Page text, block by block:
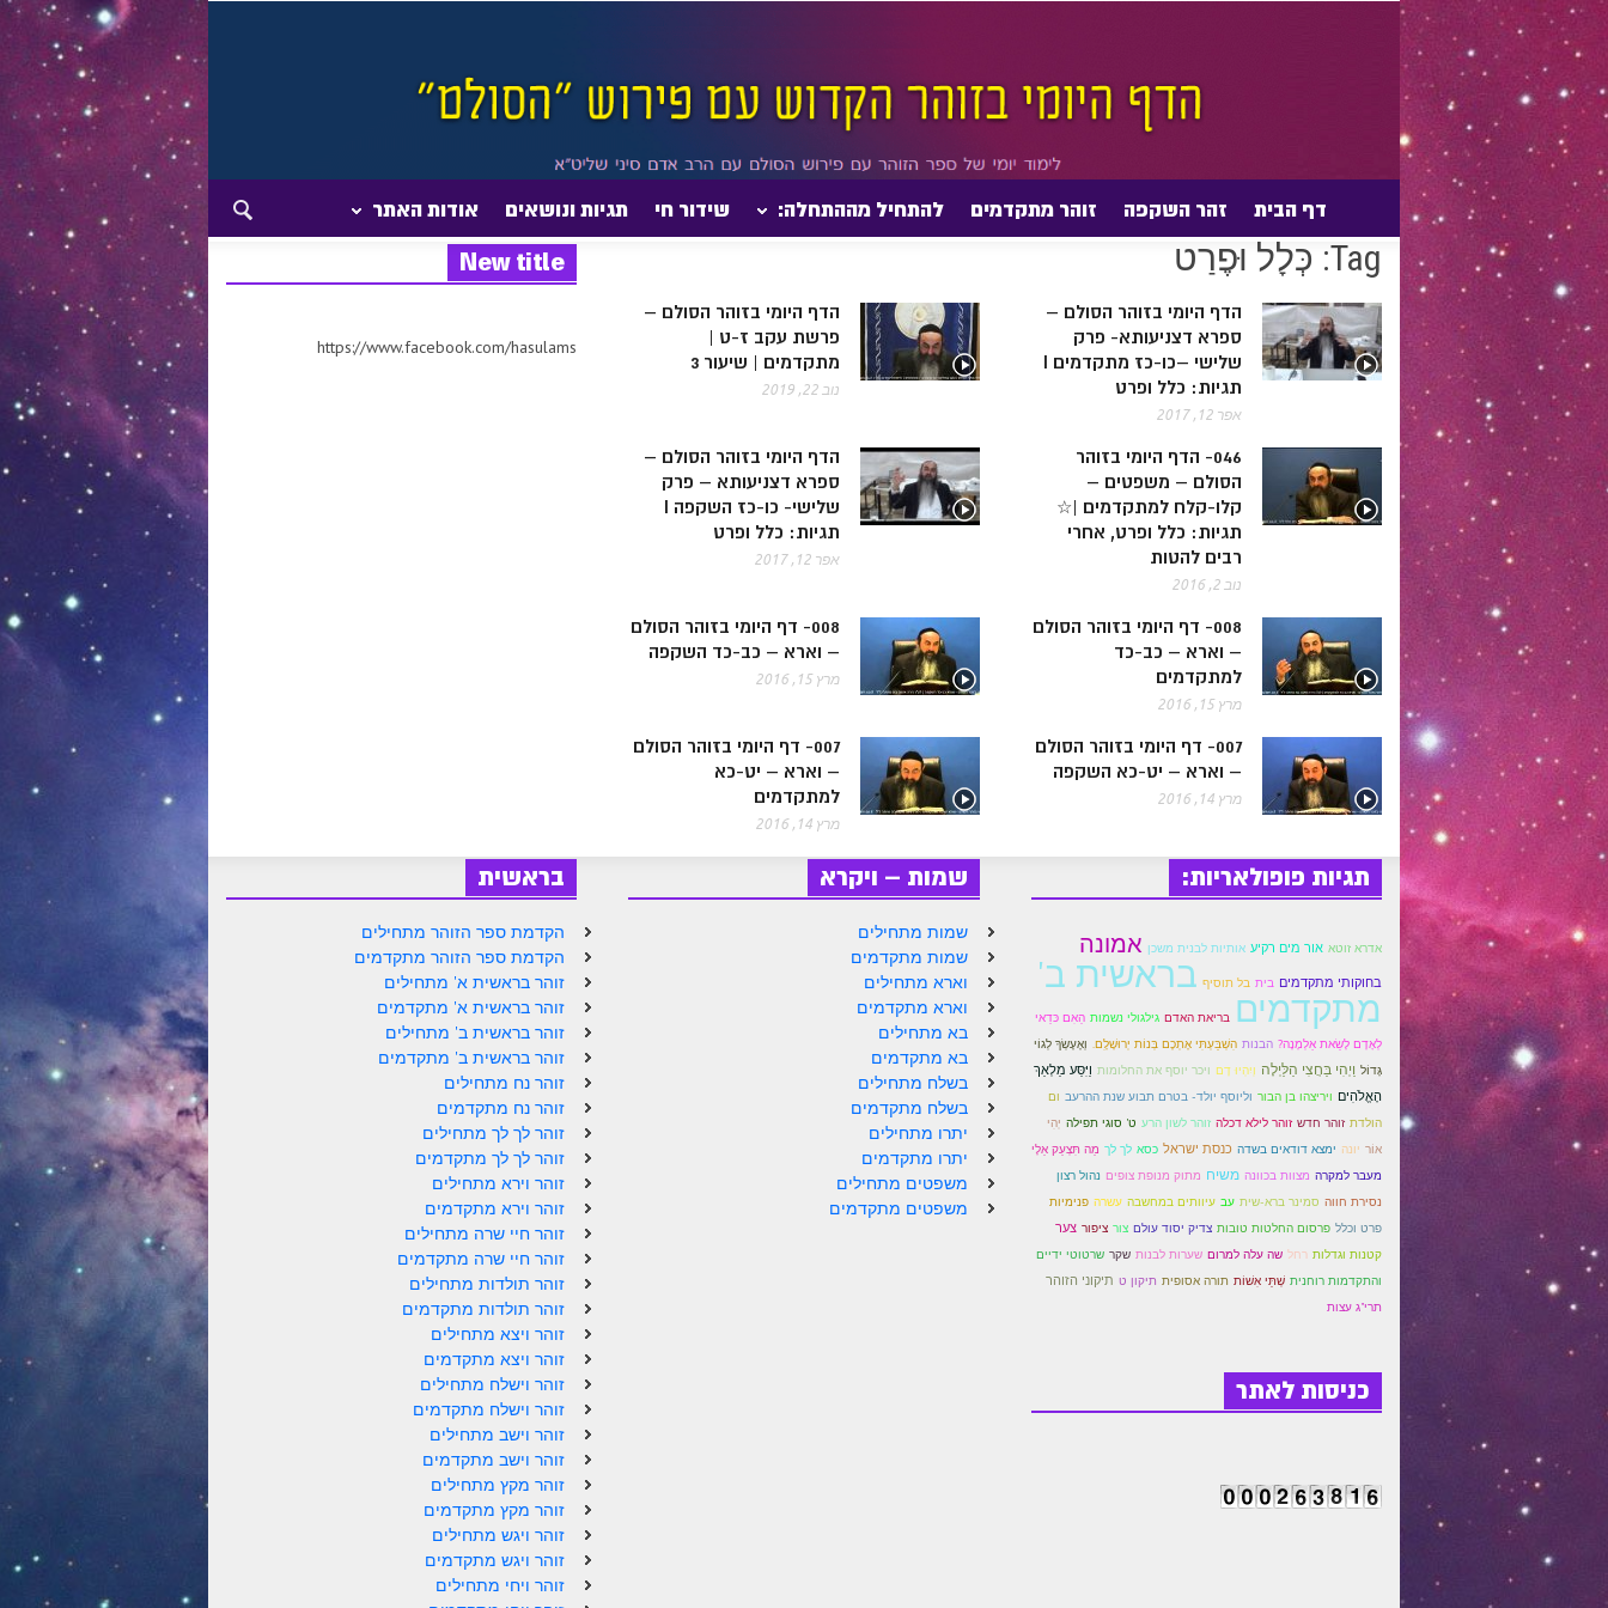
דף הבית זהר השקפה זוהר מתקדמים להתחיל מההתחלה: שידור חי תגיות ונושאים אודות האתר
New title
https://www.facebook.com/hasulams
Tags Posts tagged with "כְּלָל וּפֶרַט"
Tag: כְּלָל וּפֶרַט
הדף היומי בזוהר הסולם –
פרשת עקב ז-ט |
מתקדמים | שיעור 3
נוב 22, 2019
הדף היומי בזוהר הסולם –
ספרא דצניעותא- פרק
שלישי –כו-כז מתקדמים I
תגיות: כלל ופרט
אפר 12, 2017
הדף היומי בזוהר הסולם –
ספרא דצניעותא – פרק
שלישי- כו-כז השקפה I
תגיות: כלל ופרט
אפר 12, 2017
046- הדף היומי בזוהר
הסולם – משפטים –
קלו-קלח למתקדמים |☆
תגיות: כלל ופרט, אחרי
רבים להטות
נוב 2, 2016
008- דף היומי בזוהר הסולם
– וארא – כב-כד השקפה
מרץ 15, 2016
008- דף היומי בזוהר הסולם
– וארא – כב-כד
למתקדמים
מרץ 15, 2016
007- דף היומי בזוהר הסולם
– וארא – יט-כא
למתקדמים
מרץ 14, 2016
007- דף היומי בזוהר הסולם
– וארא – יט-כא השקפה
מרץ 14, 2016
בראשית
הקדמת ספר הזוהר מתחילים
הקדמת ספר הזוהר מתקדמים
זוהר בראשית א' מתחילים
זוהר בראשית א' מתקדמים
זוהר בראשית ב' מתחילים
זוהר בראשית ב' מתקדמים
זוהר נח מתחילים
זוהר נח מתקדמים
זוהר לך לך מתחילים
זוהר לך לך מתקדמים
זוהר וירא מתחילים
זוהר וירא מתקדמים
זוהר חיי שרה מתחילים
זוהר חיי שרה מתקדמים
זוהר תולדות מתחילים
זוהר תולדות מתקדמים
זוהר ויצא מתחילים
זוהר ויצא מתקדמים
זוהר וישלח מתחילים
זוהר וישלח מתקדמים
זוהר וישב מתחילים
זוהר וישב מתקדמים
זוהר מקץ מתחילים
זוהר מקץ מתקדמים
זוהר ויגש מתחילים
זוהר ויגש מתקדמים
זוהר ויחי מתחילים
שמות – ויקרא
שמות מתחילים
שמות מתקדמים
וארא מתחילים
וארא מתקדמים
בא מתחילים
בא מתקדמים
בשלח מתחילים
בשלח מתקדמים
יתרו מתחילים
יתרו מתקדמים
משפטים מתחילים
משפטים מתקדמים
תגיות פופולאריות:
אדרא זוטא אור מים רקיע אותיות לבנית משכן אמונה
בחוקותי מתקדמים בית בל תוסיף בראשית ב'
מתקדמים בריאת האדם גילגולי נשמות הַאִם כּדַאי
לְאָדָם לָשֵׂאת אַלְמָנָה? הבנות הִשְׁבַּעְתִּי אֶתְכֶם בְּנוֹת יְרוּשָׁלִָם. וְאֶעֶשְׂךָ לְגוֹי
גָּדוֹל וַיְהִי בַּחֲצִי הַלַּיְלָה וְיִהְיוּ דָם ויכר יוסף את החלומות וַיִּסַּע מַלְאַךְ
הָאֱלֹהִים ויריצהו בן הבור וליוסף יולד- בטרם תבוע שנת ההרעב ום
הולדת זוהר חדש זוהר לילא דכלה זוהר לשון הרע ט' סוגי תפילה יְהִי
אוֹר יונה ימצא דודאים בשדה כנסת ישראל כסא לך לך מַה תִּצְעַק אֵלָי
מעבר למקרה מצוות בכוונה משיח מתוק מנופת צופים נהול רצון
נסירת חווה סמינר ברא-שית עב עיוותים במחשבה עשרה פנימיות
פרט וכלל פרסום החלטות טובות צדיק יסוד עולם צור ציפור צער
קטנות וגדלות רחל שה עלה למרום שערות לבנות שקר שרטוטי ידיים
והתקדמות רוחנית שְׁתֵּי אִשׁוֹת תורה אסופית תיקון ט תיקוני הזוהר
תרי"ג עצות
כניסות לאתר